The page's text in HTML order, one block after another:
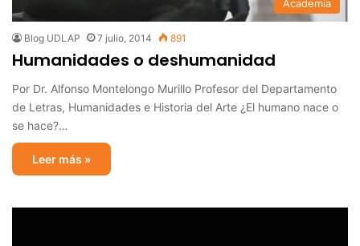
Academia
Blog UDLAP 7 julio, 2014 891
Humanidades o deshumanidad
Por Dr. Alfonso Montelongo Murillo Profesor del Departamento
de Letras, Humanidades e Historia del Arte ¿El humano nace o
se hace?…
Leer más »